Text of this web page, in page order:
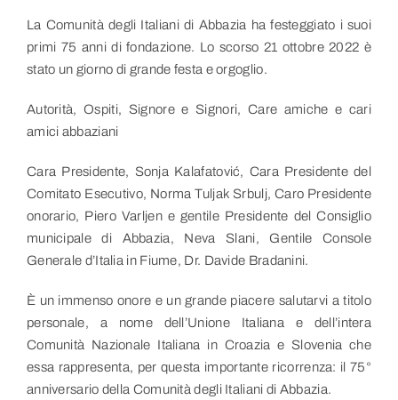
La Comunità degli Italiani di Abbazia ha festeggiato i suoi
primi 75 anni di fondazione. Lo scorso 21 ottobre 2022 è
stato un giorno di grande festa e orgoglio.
Autorità, Ospiti, Signore e Signori, Care amiche e cari
amici abbaziani
Cara Presidente, Sonja Kalafatović, Cara Presidente del
Comitato Esecutivo, Norma Tuljak Srbulj, Caro Presidente
onorario, Piero Varljen e gentile Presidente del Consiglio
municipale di Abbazia, Neva Slani, Gentile Console
Generale d’Italia in Fiume, Dr. Davide Bradanini.
È un immenso onore e un grande piacere salutarvi a titolo
personale, a nome dell’Unione Italiana e dell’intera
Comunità Nazionale Italiana in Croazia e Slovenia che
essa rappresenta, per questa importante ricorrenza: il 75°
anniversario della Comunità degli Italiani di Abbazia.